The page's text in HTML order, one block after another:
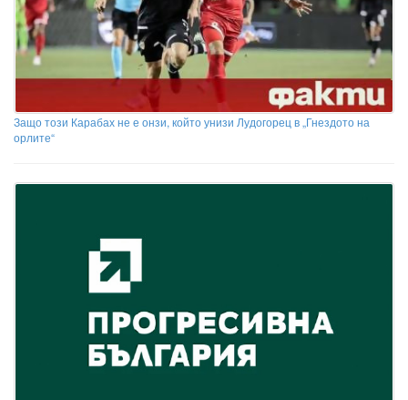
Защо този Карабах не е онзи, който унизи Лудогорец в „Гнездото на
орлите“